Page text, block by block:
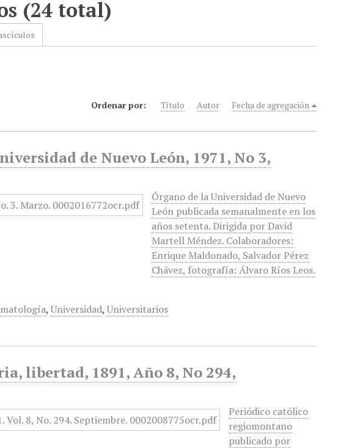
(24 total)
Ordenar por: Título Autor Fecha de agregación
de Nuevo León, 1971, No 3,
Órgano de la Universidad de Nuevo
León publicada semanalmente en los
años setenta. Dirigida por David
Martell Méndez. Colaboradores:
Enrique Maldonado, Salvador Pérez
Chávez, fotografía: Álvaro Ríos Leos.
,Universidad,Universitarios
libertad, 1891, Año 8, No 294,
Periódico católico
regiomontano
publicado por